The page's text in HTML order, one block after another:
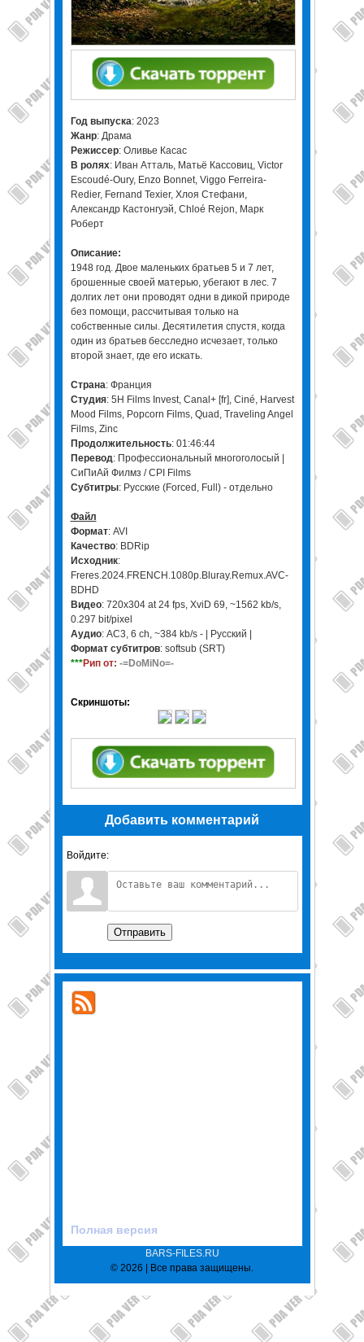
Год выпуска: 2023
Жанр: Драма
Режиссер: Оливье Касас
В ролях: Иван Атталь, Матьё Кассовиц, Victor
Escoudé-Oury, Enzo Bonnet, Viggo Ferreira-
Redier, Fernand Texier, Хлоя Стефани,
Александр Кастонгуэй, Chloé Rejon, Марк
Роберт
Описание:
1948 год. Двое маленьких братьев 5 и 7 лет,
брошенные своей матерью, убегают в лес. 7
долгих лет они проводят одни в дикой природе
без помощи, рассчитывая только на
собственные силы. Десятилетия спустя, когда
один из братьев бесследно исчезает, только
второй знает, где его искать.
Страна: Франция
Студия: 5H Films Invest, Canal+ [fr], Ciné, Harvest
Mood Films, Popcorn Films, Quad, Traveling Angel
Films, Zinc
Продолжительность: 01:46:44
Перевод: Профессиональный многоголосый |
СиПиАй Филмз / CPI Films
Субтитры: Русские (Forced, Full) - отдельно
Файл
Формат: AVI
Качество: BDRip
Исходник:
Freres.2024.FRENCH.1080p.Bluray.Remux.AVC-
BDHD
Видео: 720x304 at 24 fps, XviD 69, ~1562 kb/s,
0.297 bit/pixel
Аудио: AC3, 6 ch, ~384 kb/s - | Русский |
Формат субтитров: softsub (SRT)
***Рип от: -=DoMiNo=-
Скриншоты:
Добавить комментарий
Войдите:
Отправить
Полная версия
BARS-FILES.RU
© 2026 | Все права защищены.